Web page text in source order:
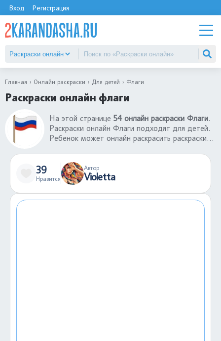
Вход Регистрация
Главная Онлайн раскраски Для детей Флаги
Раскраски онлайн флаги
На этой странице 54 онлайн раскраски Флаги.
Раскраски онлайн Флаги подходят для детей.
Ребенок может онлайн раскрасить раскраски
телефона. Такие игры в раскраски онлайн не
только хорошее развлечение, но еще и
развитие творческих навыков. С помощью
раскрасок онлайн Флаги ребенок может лучше
понимать сочетание цветов, их применение в
39
Нравится
Автор
Violetta